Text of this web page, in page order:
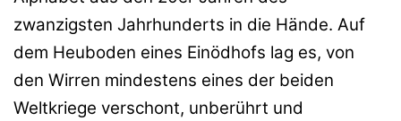
zwanzigsten Jahrhunderts in die Hände. Auf
dem Heuboden eines Einödhofs lag es, von
den Wirren mindestens eines der beiden
Weltkriege verschont, unberührt und